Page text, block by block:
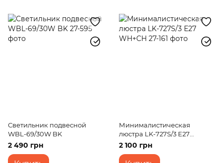
Светильник подвесной
WBL-69/30W BK
2 490 грн
Минималистическая
люстра LK-727S/3 E27
WH+CH
2 100 грн